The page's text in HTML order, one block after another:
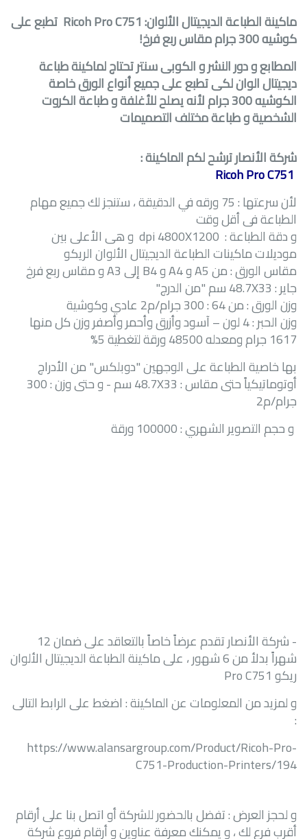
ماكينة الطباعة الديجيتال الألوان:Ricoh Pro C751 تطبع على
كوشيه 300 جرام مقاس ربع فرخ!
المطابع و دور النشر و الكوبى سنتر تحتاج لماكينة طباعة
ديجيتال الوان لكى تطبع على جميع أنواع الورق خاصة
الكوشيه 300 جرام لأنه يصلح للأغلفة و طباعة الكروت
الشخصية و طباعة مختلف التصميمات
شركة الأنصار ترشح لكم الماكينة :
Ricoh Pro C751
لأن سرعتها : 75 ورقه في الدقيقة ، ستنجز لك جميع مهام
الطباعة فى أقل وقت
و دقة الطباعة : 4800X1200
dpi و هى الأعلى بين
موديلات ماكينات الطباعة الديجيتال الألوان الريكو
مقاس الورق : منA5وA4وB4إلىA3و مقاس ربع فرخ
جاير :48.7X33سم "من الدرج"
وزن الورق : من 64 : 300 جرام/م2 عادي وكوشية
وزن الحبر : 4 لون – آسود وأزرق وأحمر وأصفر وزن كل منها
1617 جرام ومعدله 48500 ورقة لتغطية 5
%
بها خاصية الطباعة على الوجهين "دوبلكس" من الأدراج
أوتوماتيكياً حتى مقاس : 48.7X33 سم - و حتى وزن : 300
جرام/م2
و حجم التصوير الشهري : 100000 ورقة
- شركة الأنصار تقدم عرضاً خاصاً بالتعاقد على ضمان 12
شهراً بدلأ من 6 شهور ، على ماكينة الطباعة الديجيتال الألوان
ريكو Pro C751
و لمزيد من المعلومات عن الماكينة : اضغط على الرابط التالى
:
https://www.alansargroup.com/Product/Ricoh-Pro-
C751-Production-Printers/194
و لحجز العرض : تفضل بالحضور للشركة أو اتصل بنا على أرقام
أقرب فرع لك ، و يمكنك معرفةعناوين و أرقام فروع شركة